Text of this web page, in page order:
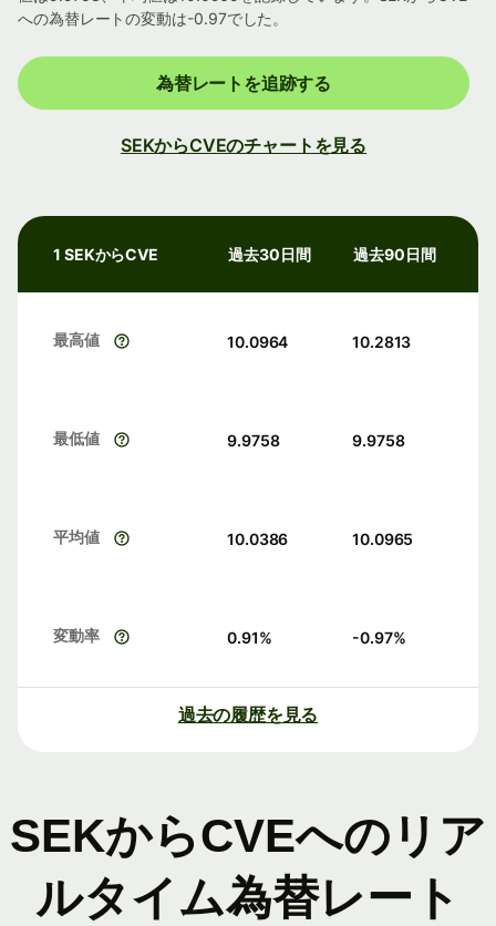
への為替レートの変動は-0.97でした。
為替レートを追跡する
SEKからCVEのチャートを見る
1 SEKからCVE 過去30日間 過去90日間
最高値 10.0964 10.2813
最低値 9.9758 9.9758
平均値 10.0386 10.0965
変動率 0.91% -0.97%
過去の履歴を見る
SEKからCVEへのリア
ルタイム為替レート